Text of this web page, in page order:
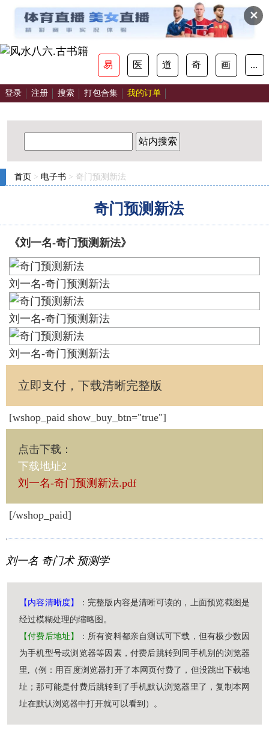
✕
易 医 道 奇 画 ...
登录 注册 搜索 打包合集 我的订单
站内搜索
首页 > 电子书 > 奇门预测新法
奇门预测新法
《刘一名-奇门预测新法》
刘一名-奇门预测新法
刘一名-奇门预测新法
刘一名-奇门预测新法
立即支付，下载清晰完整版
[wshop_paid show_buy_btn="true"]
点击下载 ：
下载地址2
刘一名-奇门预测新法.pdf
[/wshop_paid]
刘一名 奇门术 预测学
【内容清晰度】
：完整版内容是清晰可读的，上面预览截图是
经过模糊处理的缩略图。
【付费后地址】
：所有资料都亲自测试可下载，但有极少数因
为手机型号或浏览器等因素，付费后跳转到同手机别的浏览器
里,（例：用百度浏览器打开了本网页付费了，但没跳出下载地
址；那可能是付费后跳转到了手机默认浏览器里了，复制本网
址在默认浏览器中打开就可以看到）。